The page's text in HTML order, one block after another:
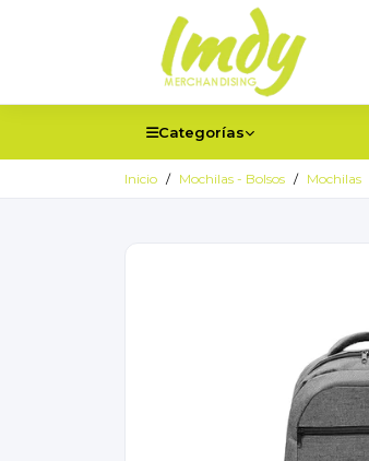
Categorías
Inicio Mochilas - Bolsos Mochilas